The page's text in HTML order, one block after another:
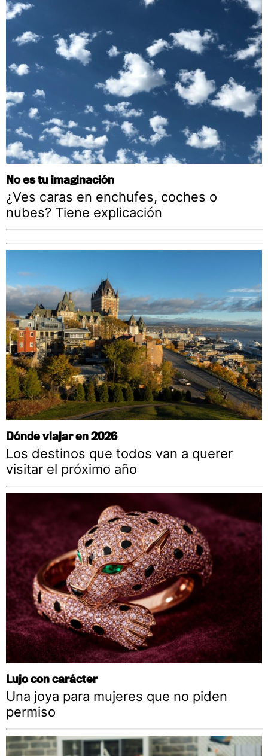
No es tu imaginación
¿Ves caras en enchufes, coches o
nubes? Tiene explicación
Dónde viajar en 2026
Los destinos que todos van a querer
visitar el próximo año
Lujo con carácter
Una joya para mujeres que no piden
permiso